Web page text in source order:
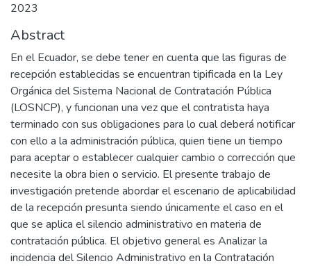
2023
Abstract
En el Ecuador, se debe tener en cuenta que las figuras de
recepción establecidas se encuentran tipificada en la Ley
Orgánica del Sistema Nacional de Contratación Pública
(LOSNCP), y funcionan una vez que el contratista haya
terminado con sus obligaciones para lo cual deberá notificar
con ello a la administración pública, quien tiene un tiempo
para aceptar o establecer cualquier cambio o corrección que
necesite la obra bien o servicio. El presente trabajo de
investigación pretende abordar el escenario de aplicabilidad
de la recepción presunta siendo únicamente el caso en el
que se aplica el silencio administrativo en materia de
contratación pública. El objetivo general es Analizar la
incidencia del Silencio Administrativo en la Contratación